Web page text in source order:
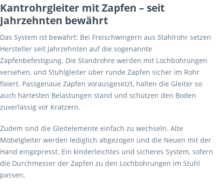
Kantrohrgleiter mit Zapfen – seit
Jahrzehnten bewährt
Das System ist bewährt: Bei Freischwingern aus Stahlrohr setzen
Hersteller seit Jahrzehnten auf die sogenannte
Zapfenbefestigung. Die Standrohre werden mit Lochbohrungen
versehen, und Stuhlgleiter über runde Zapfen sicher im Rohr
fixiert. Passgenaue Zapfen vorausgesetzt, halten die Gleiter so
auch härtesten Belastungen stand und schützen den Boden
zuverlässig vor Kratzern.
Zudem sind die Gleitelemente einfach zu wechseln. Alte
Möbelgleiter werden lediglich abgezogen und die Neuen mit der
Hand eingepresst. Ein kinderleichtes und sicheres System, sofern
die Durchmesser der Zapfen zu den Lochbohrungen im Stuhl
passen.